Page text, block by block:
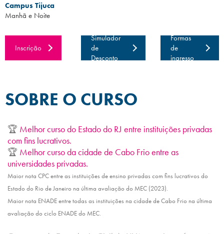
Campus Tijuca
Manhã e Noite
Inscrição
Simulador
de
Desconto
Formas
de
ingresso
SOBRE O CURSO
🏆 Melhor curso do Estado do RJ entre instituições privadas
com fins lucrativos.
🏆 Melhor curso da cidade de Cabo Frio entre as
universidades privadas.
Maior nota CPC entre as instituições de ensino privadas com fins lucrativos do
Estado do Rio de Janeiro na última avaliação do MEC (2023).
Maior nota ENADE entre todas as instituições na cidade de Cabo Frio na última
avaliação do ciclo ENADE do MEC.